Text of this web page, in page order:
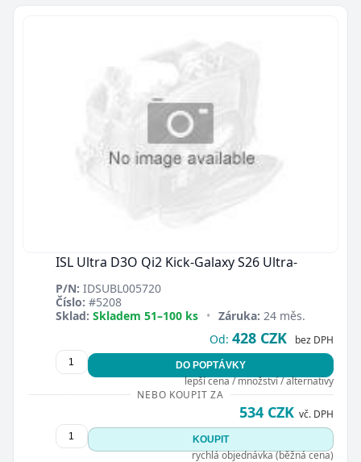
ISL Ultra D3O Qi2 Kick-Galaxy S26 Ultra-
P/N: IDSUBL005720
Číslo: #5208
Sklad: Skladem 51–100 ks • Záruka: 24 měs.
Od: 428 CZK bez DPH
DO POPTÁVKY
lepší cena / množství / alternativy
NEBO KOUPIT ZA
534 CZK vč. DPH
KOUPIT
rychlá objednávka (běžná cena)